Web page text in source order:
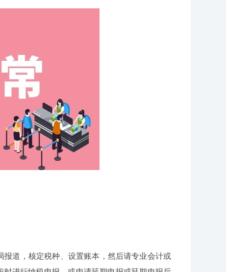
道，核定税种、设置账本，然后请专业会计或